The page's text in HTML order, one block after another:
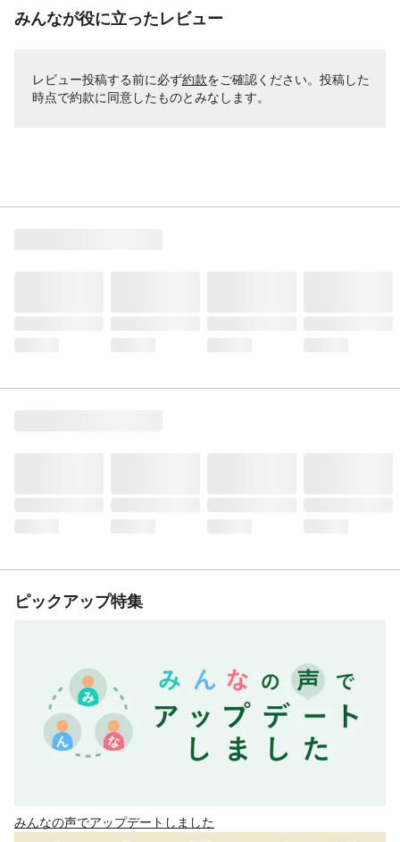
みんなが役に立ったレビュー
レビュー投稿する前に必ず約款をご確認ください。投稿した
時点で約款に同意したものとみなします。
ピックアップ特集
みんなの声でアップデートしました